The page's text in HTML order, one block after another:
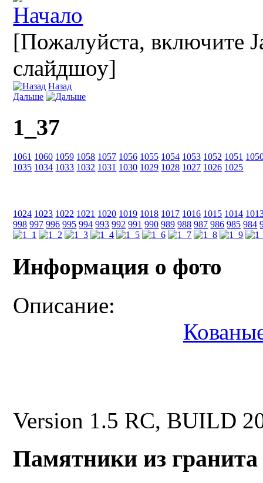
[Пожалуйста, включите
слайдшоу]
Назад
Дальше
1_37
1061 1060 1059 1058 1057 1056 1055 1054 1053 1052 1051
1035 1034 1033 1032 1031 1030 1029 1028 1027 1026 1025
1024 1023 1022 1021 1020 1019 1018 1017 1016 1015 1014
998 997 996 995 994 993 992 991 990 989 988 987 986 985 984
Информация о фото
Описание:
Version 1.5 RC, BUILD
Памятники из гранита